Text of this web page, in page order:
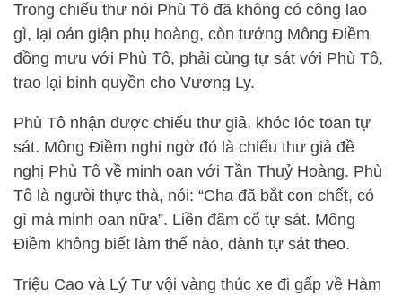
Trong chiếu thư nói Phù Tô đã không có công lao
gì, lại oán giận phụ hoàng, còn tướng Mông Điềm
đồng mưu với Phù Tô, phải cùng tự sát với Phù Tô,
trao lại binh quyền cho Vương Ly.
Phù Tô nhận được chiếu thư giả, khóc lóc toan tự
sát. Mông Điềm nghi ngờ đó là chiếu thư giả đề
nghị Phù Tô về minh oan với Tần Thuỷ Hoàng. Phù
Tô là ngưòi thực thà, nói: “Cha đã bắt con chết, có
gì mà minh oan nữa”. Liền đâm cổ tự sát. Mông
Điềm không biết làm thế nào, đành tự sát theo.
Triệu Cao và Lý Tư vội vàng thúc xe đi gấp về Hàm